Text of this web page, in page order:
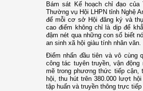
Bám sát Kế hoạch chỉ đạo
Thường vụ Hội LHPN tỉnh Nghệ
để mỗi cơ sở Hội đăng ký và
cao điểm không chỉ là dịp để
đậm nét qua những con số biết
an sinh xã hội giàu tính nhân văn.
Điểm nhấn đầu tiên và vô cùng
công tác tuyên truyền, vận
mẽ trong phương thức tiếp cận,
hội, thu hút trên 380.000 lượt
tập huấn và truyền thông trực